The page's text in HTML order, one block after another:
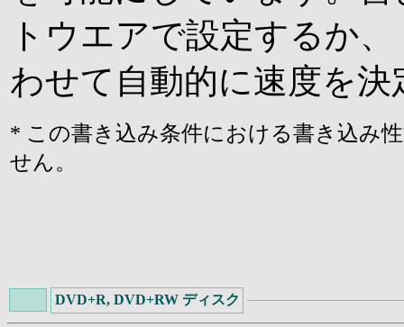
トウエアで設定するか
わせて自動的に速度を決
* この書き込み条件における書き込み
せん。
DVD+R, DVD+RW ディスク